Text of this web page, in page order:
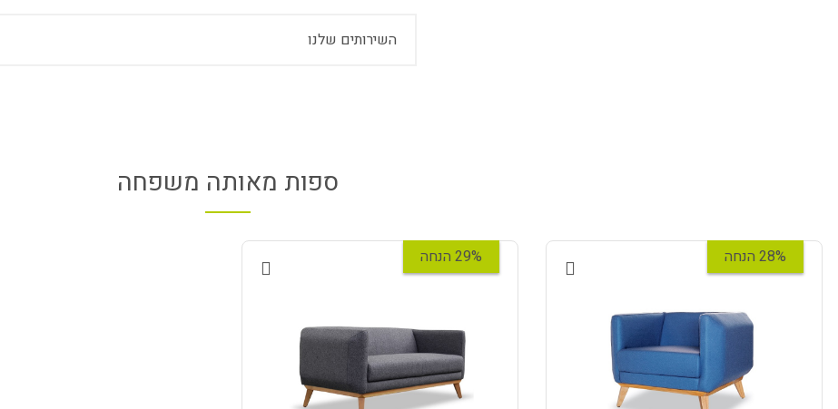
השירותים שלנו
ספות מאותה משפחה
28% הנחה 29% הנחה